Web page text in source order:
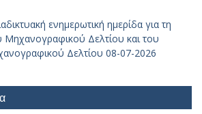
ενημερωτική ημερίδα για τη
Δελτίου και του
Δελτίου 08-07-2026